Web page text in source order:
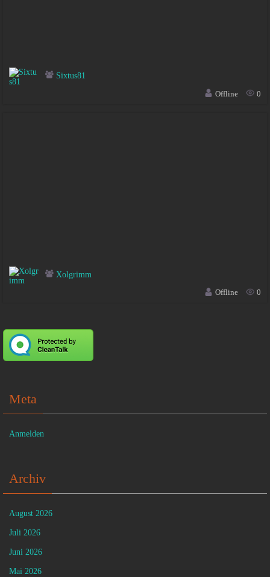
Sixtus81
Offline
0
Xolgrimm
Offline
0
Meta
Anmelden
Archiv
August 2026
Juli 2026
Juni 2026
Mai 2026